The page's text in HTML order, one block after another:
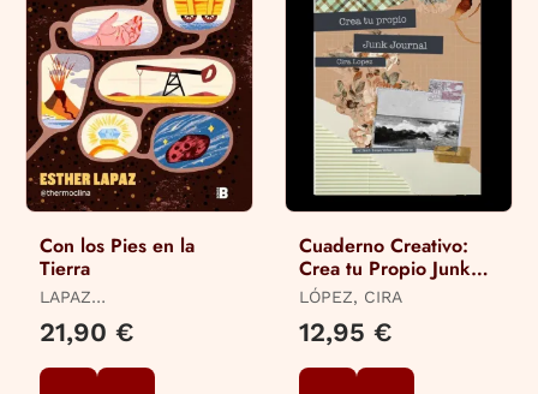
Con los Pies en la
Tierra
LAPAZ
ESTHER
21,90 €
Cuaderno Creativo:
Crea tu Propio Junk
Journal
LÓPEZ, CIRA
12,95 €